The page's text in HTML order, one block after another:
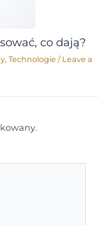
co dają?
, Technologie / Leave a